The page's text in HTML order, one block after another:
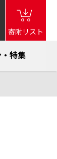
寄附リスト
特集